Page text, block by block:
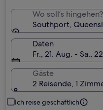
Wo soll’s hingehen?
Southport,
Daten
Fr., 21. Aug. - Sa.,
Gäste
2 Reisende, 1
Ich reise geschäftlich